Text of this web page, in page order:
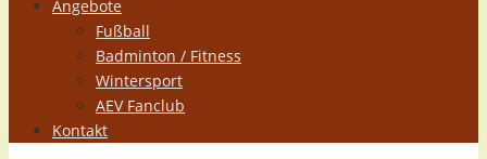
Angebote
Fußball
Badminton / Fitness
Wintersport
AEV Fanclub
Kontakt